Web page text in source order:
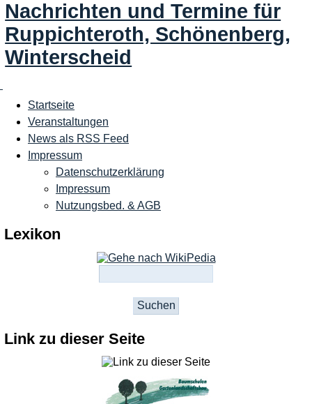
Nachrichten und Termine für
Ruppichteroth, Schönenberg,
Winterscheid
Startseite
Veranstaltungen
News als RSS Feed
Impressum
Datenschutzerklärung
Impressum
Nutzungsbed. & AGB
Lexikon
Link zu dieser Seite